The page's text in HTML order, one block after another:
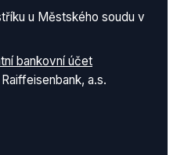
u Městského soudu v
bankovní účet
a.s.